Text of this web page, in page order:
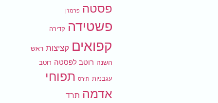
פסטה פרמז'ן
פשטידה קדירה
קפואים קציצות ראש
השנה רוטב לפסטה רוטב
עגבניות תירס תפוחי
אדמה תרד